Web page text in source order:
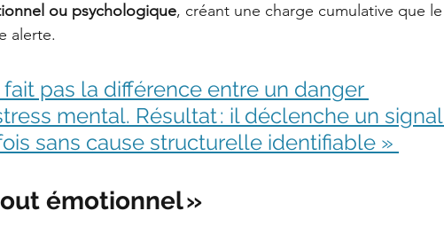
ou psychologique, créant une charge cumulative que le
alerte.
pas la différence entre un danger
mental. Résultat : il déclenche un signal
sans cause structurelle identifiable »
émotionnel »